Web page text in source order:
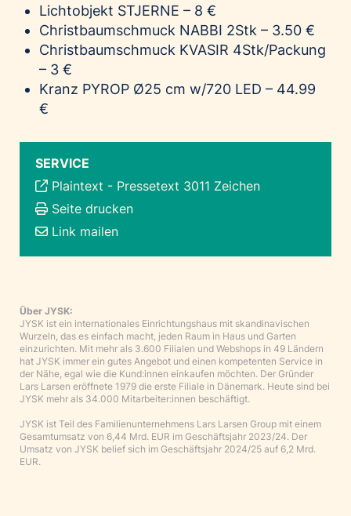
Lichtobjekt STJERNE – 8 €
Christbaumschmuck NABBI 2Stk – 3.50 €
Christbaumschmuck KVASIR 4Stk/Packung
– 3 €
Kranz PYROP Ø25 cm w/720 LED – 44.99
€
SERVICE
Plaintext - Pressetext 3011 Zeichen
Seite drucken
Link mailen
Über JYSK:
JYSK ist ein internationales Einrichtungshaus mit skandinavischen
Wurzeln, das es einfach macht, jeden Raum in Haus und Garten
einzurichten. Mit mehr als 3.600 Filialen und Webshops in 49 Ländern
hat JYSK immer ein gutes Angebot und einen kompetenten Service in
der Nähe, egal wie die Kund:innen einkaufen möchten. Der Gründer
Lars Larsen eröffnete 1979 die erste Filiale in Dänemark. Heute sind bei
JYSK mehr als 34.000 Mitarbeiter:innen beschäftigt.
JYSK ist Teil des Familienunternehmens Lars Larsen Group mit einem
Gesamtumsatz von 6,44 Mrd. EUR im Geschäftsjahr 2023/24. Der
Umsatz von JYSK belief sich im Geschäftsjahr 2024/25 auf 6,2 Mrd.
EUR.